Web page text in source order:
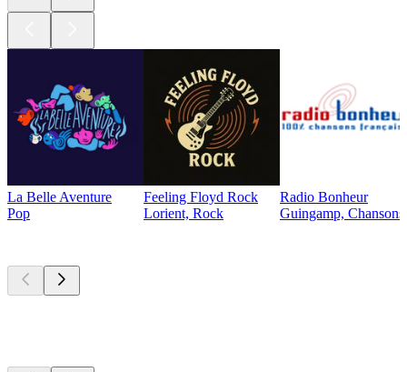
La Belle Aventure
Pop
Feeling Floyd Rock
Lorient, Rock
Radio Bonheur
Guingamp,